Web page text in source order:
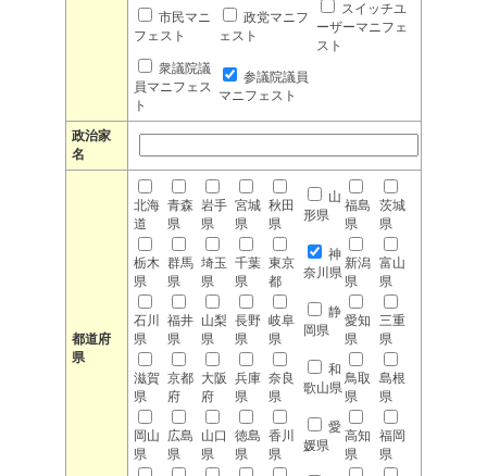
市民マニ
フェスト
政党マニフ
ェスト
スイッチユ
ーザーマニフェ
スト
衆議院議
員マニフェス
ト
参議院議員
マニフェスト
政治家
名
都道府
県
北海
道
青森
県
岩手
県
宮城
県
秋田
県
山
形県
福島
県
茨城
県
栃木
県
群馬
県
埼玉
県
千葉
県
東京
都
神
奈川県
新潟
県
富山
県
石川
県
福井
県
山梨
県
長野
県
岐阜
県
静
岡県
愛知
県
三重
県
滋賀
県
京都
府
大阪
府
兵庫
県
奈良
県
和
歌山県
鳥取
県
島根
県
岡山
県
広島
県
山口
県
徳島
県
香川
県
愛
媛県
高知
県
福岡
県